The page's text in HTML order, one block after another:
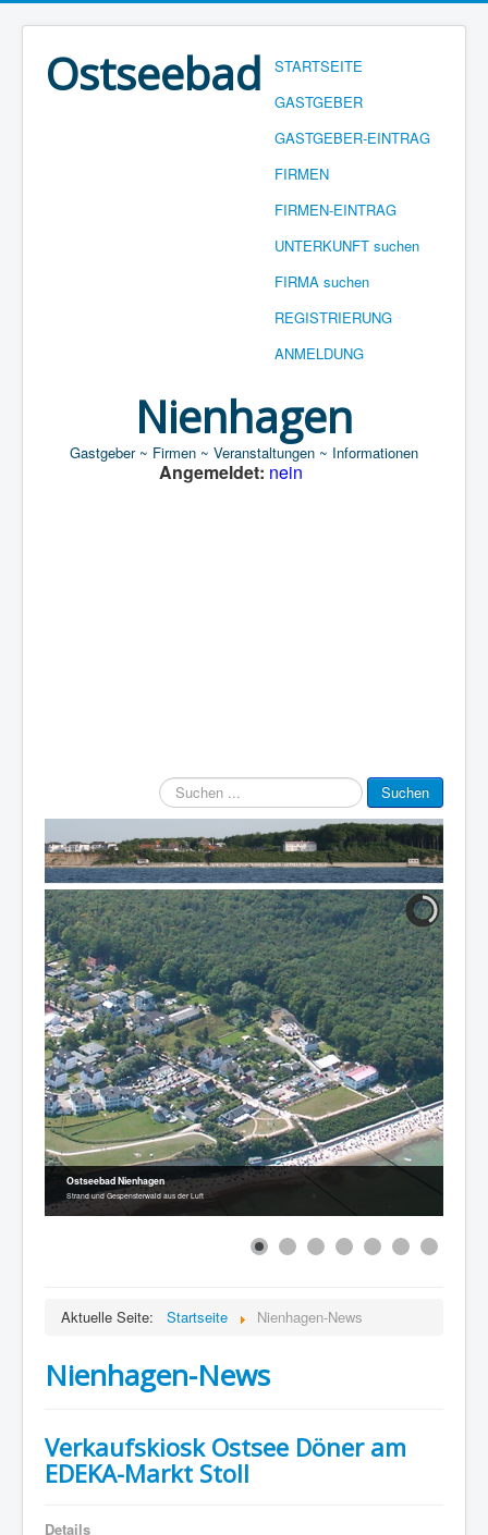
STARTSEITE
GASTGEBER
GASTGEBER-EINTRAG
FIRMEN
FIRMEN-EINTRAG
UNTERKUNFT suchen
FIRMA suchen
REGISTRIERUNG
ANMELDUNG
Ostseebad
Nienhagen
Gastgeber ~ Firmen ~ Veranstaltungen ~ Informationen
Angemeldet: nein
Suchen
...
Suchen
Ostseebad Nienhagen
Strand und Gespensterwald aus der Luft
Aktuelle Seite: Startseite Nienhagen-News
Nienhagen-News
Verkaufskiosk Ostsee Döner am
EDEKA-Markt Stoll
Details